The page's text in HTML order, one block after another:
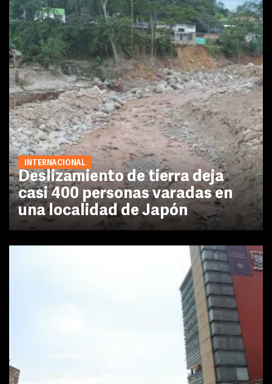
INTERNACIONAL
Deslizamiento de tierra deja
casi 400 personas varadas en
una localidad de Japón